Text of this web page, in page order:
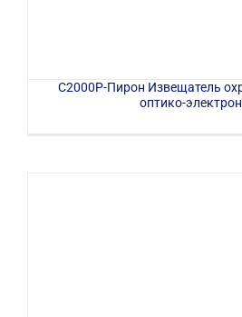
С2000Р-Пирон Извещатель
оптико-